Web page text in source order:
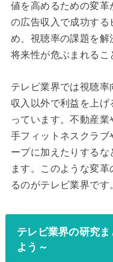
値を高めるための変革
の広告収入で成功する
め、視聴率の課題を解
将来性が危ぶまれるこ
テレビ業界では視聴
収入以外で利益を上
っています。不動産
手フィットネスクラ
ープに加えたりする
ます。このような変
るのがテレビ業界です
テレビ業界の研究
よう～